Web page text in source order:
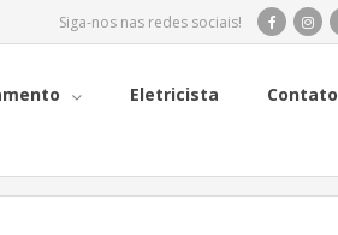
Siga-nos nas redes sociais!
Eletricista Contato